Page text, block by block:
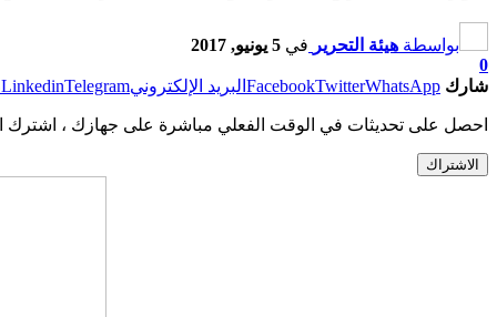
بواسطة هيئة التحرير في 5 يونيو, 2017
0
شارك
FacebookTwitterWhatsApp البريد الإلكتروني LinkedinTelegram
احصل على تحديثات في الوقت الفعلي مباشرة على جهازك ، اشترك
الاشتراك